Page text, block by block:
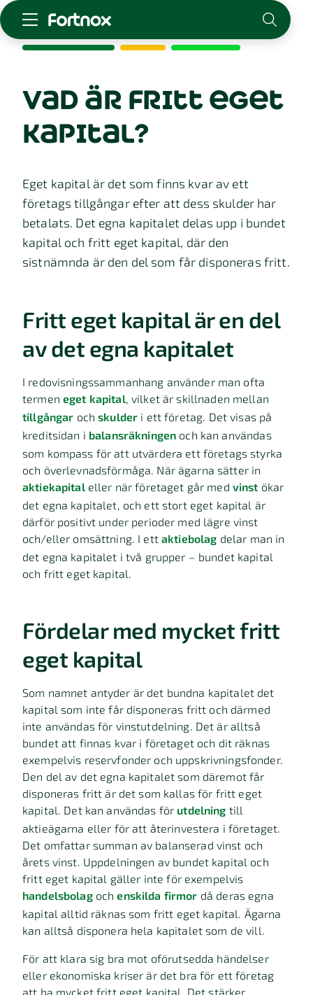
Skaffa Fortnox
För redovisningsbyrån
Kunskap & inspiration
Kontakt
Om Fortnox
Karriär
Kontakt
vad är fritt eget
kapital?
Eget kapital är det som finns kvar av ett
företags tillgångar efter att dess skulder har
betalats. Det egna kapitalet delas upp i bundet
kapital och fritt eget kapital, där den
sistnämnda är den del som får disponeras fritt.
Fritt eget kapital är en del
av det egna kapitalet
I redovisningssammanhang använder man ofta
termeneget kapital, vilket är skillnaden mellan
tillgångar ochskulder i ett företag. Det visas på
kreditsidan i balansräkningen och kan användas
som kompass för att utvärdera ett företags styrka
och överlevnadsförmåga. När ägarna sätter in
aktiekapitaleller när företaget går med vinst ökar
det egna kapitalet, och ett stort eget kapital är
därför positivt under perioder med lägre vinst
och/eller omsättning. I ettaktiebolag delar man in
det egna kapitalet i två grupper – bundet kapital
och fritt eget kapital.
Fördelar med mycket fritt
eget kapital
Som namnet antyder är det bundna kapitalet det
kapital som inte får disponeras fritt och därmed
inte användas för vinstutdelning. Det är alltså
bundet att finnas kvar i företaget och dit räknas
exempelvis reservfonder och uppskrivningsfonder.
Den del av det egna kapitalet som däremot får
disponeras fritt är det som kallas för fritt eget
kapital. Det kan användas för utdelning till
aktieägarna eller för att återinvestera i företaget.
Det omfattar summan av balanserad vinst och
årets vinst. Uppdelningen av bundet kapital och
fritt eget kapital gäller inte för exempelvis
handelsbolagochenskilda firmor då deras egna
kapital alltid räknas som fritt eget kapital. Ägarna
kan alltså disponera hela kapitalet som de vill.
För att klara sig bra mot oförutsedda händelser
eller ekonomiska kriser är det bra för ett företag
att ha mycket fritt eget kapital. Det stärker